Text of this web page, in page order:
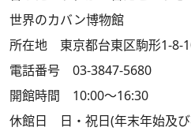
世界のカバン博物館
所在地 東京都台東区駒形1-8-
電話番号 03-3847-5680
開館時間 10:00～16:30
休館日 日・祝日(年末年始及